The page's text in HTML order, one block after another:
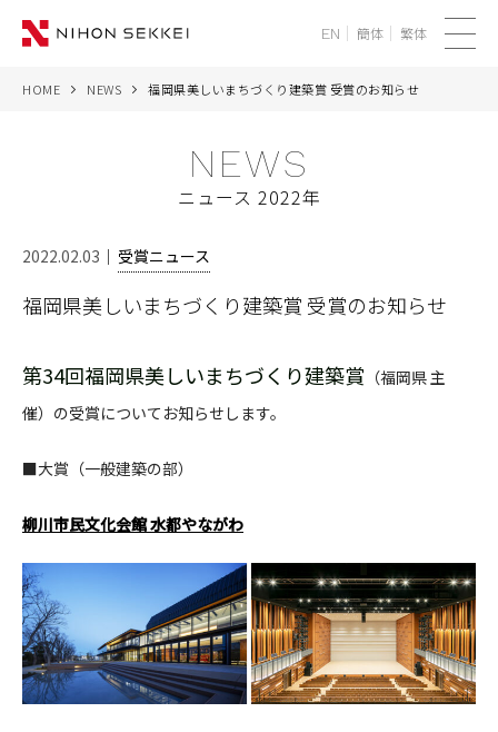
CONTACT
コンプライアンスポリシー プライバシーポリシー ご利用規約
EN 簡体 繁体
HOME NEWS 福岡県美しいまちづくり建築賞 受賞のお知らせ
NEWS
ニュース 2022年
2022.02.03 受賞ニュース
福岡県美しいまちづくり建築賞 受賞のお知らせ
第34回福岡県美しいまちづくり建築賞 （福岡県 主
催）の受賞についてお知らせします。
■大賞（一般建築の部）
柳川市民文化会館 水都やながわ